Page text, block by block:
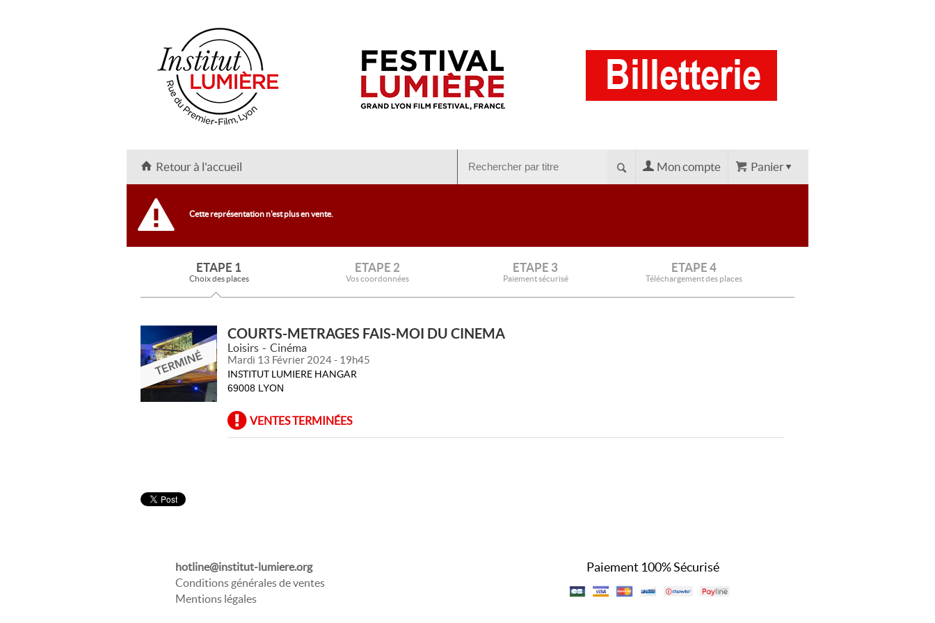
Retour à l'accueil Panier
Mon compte
Cette représentation n'est plus en vente.
ETAPE 1
Choix des places
ETAPE 2
Vos coordonnées
ETAPE 3
Paiement sécurisé
ETAPE 4
Téléchargement des places
COURTS-METRAGES FAIS-MOI DU CINEMA
Loisirs Cinéma
Mardi 13 Février 2024 - 19h45
INSTITUT LUMIERE HANGAR
69008 LYON
VENTES TERMINÉES
hotline@institut-lumiere.org
Conditions générales de ventes
Mentions légales
Paiement 100% Sécurisé